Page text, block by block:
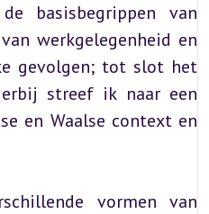
basisbegrippen van
werkgelegenheid en
gevolgen; tot slot het
streef ik naar een
en Waalse context en
vormen van